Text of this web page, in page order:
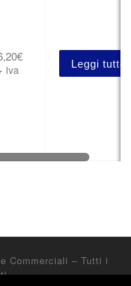
€
Iva Leggi tutto
Commerciali – Tutti i